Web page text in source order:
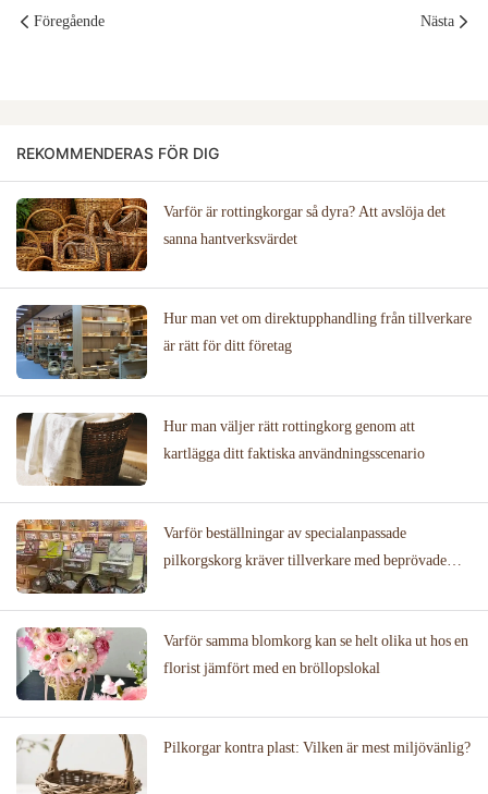
Föregående Nästa
REKOMMENDERAS FÖR DIG
Varför är rottingkorgar så dyra? Att avslöja det
sanna hantverksvärdet
Hur man vet om direktupphandling från tillverkare
är rätt för ditt företag
Hur man väljer rätt rottingkorg genom att
kartlägga ditt faktiska användningsscenario
Varför beställningar av specialanpassade
pilkorgskorg kräver tillverkare med beprövade
Varför samma blomkorg kan se helt olika ut hos en
florist jämfört med en bröllopslokal
Pilkorgar kontra plast: Vilken är mest miljövänlig?